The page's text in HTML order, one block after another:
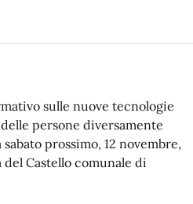
sulle nuove tecnologie
persone diversamente
prossimo, 12 novembre,
del Castello comunale di